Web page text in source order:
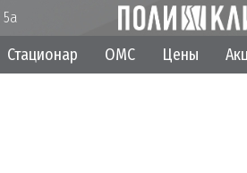
5а
Стационар ОМС Цены